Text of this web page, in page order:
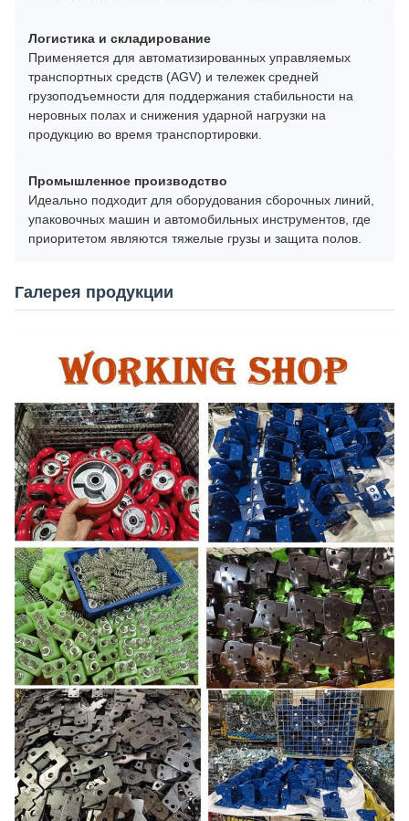
Логистика и складирование
Применяется для автоматизированных управляемых
транспортных средств (AGV) и тележек средней
грузоподъемности для поддержания стабильности на
неровных полах и снижения ударной нагрузки на
продукцию во время транспортировки.
Промышленное производство
Идеально подходит для оборудования сборочных линий,
упаковочных машин и автомобильных инструментов, где
приоритетом являются тяжелые грузы и защита полов.
Галерея продукции